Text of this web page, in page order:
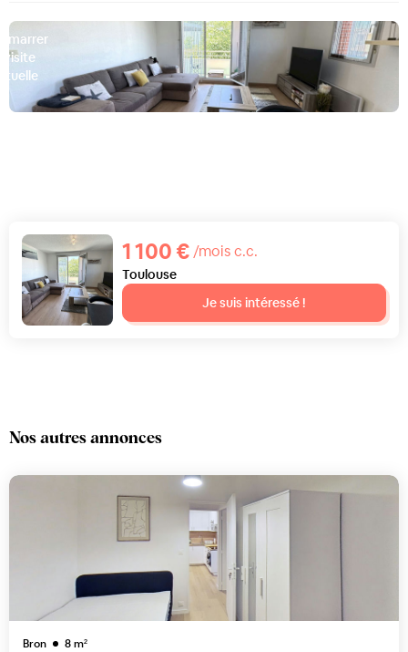
visite
1 100 € /mois c.c.
Toulouse
Je suis intéressé !
Nos autres annonces
Bron 8m²